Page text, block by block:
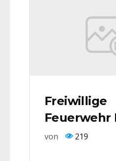
Freiwillige
Feuerwehr
von 219